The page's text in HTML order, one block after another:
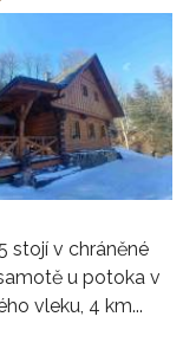
stojí v chráněné
u potoka v
vleku, 4 km...